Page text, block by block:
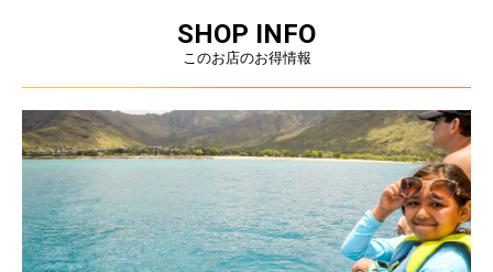
SHOP INFO
このお店のお得情報